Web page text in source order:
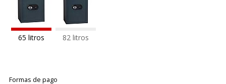
65 litros 82 litros
Formas de pago